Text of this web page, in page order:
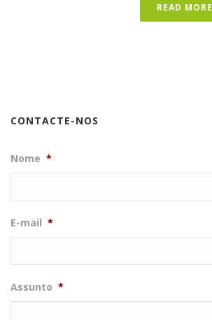
READ MORE
CONTACTE-NOS
Nome *
E-mail *
Assunto *